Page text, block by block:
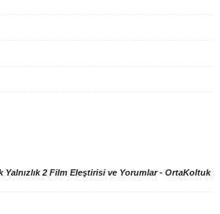
Yalnızlık 2 Film Eleştirisi ve Yorumlar - OrtaKoltuk